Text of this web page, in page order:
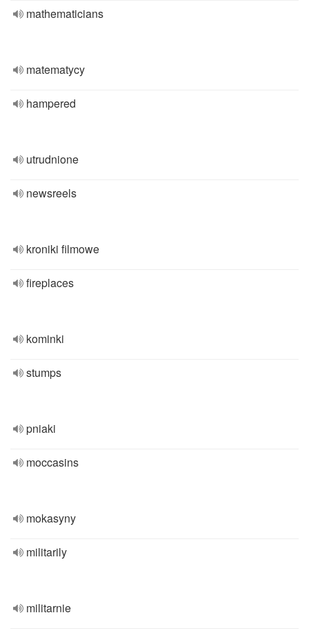
mathematicians
matematycy
hampered
utrudnione
newsreels
kroniki filmowe
fireplaces
kominki
stumps
pniaki
moccasins
mokasyny
militarily
militarnie